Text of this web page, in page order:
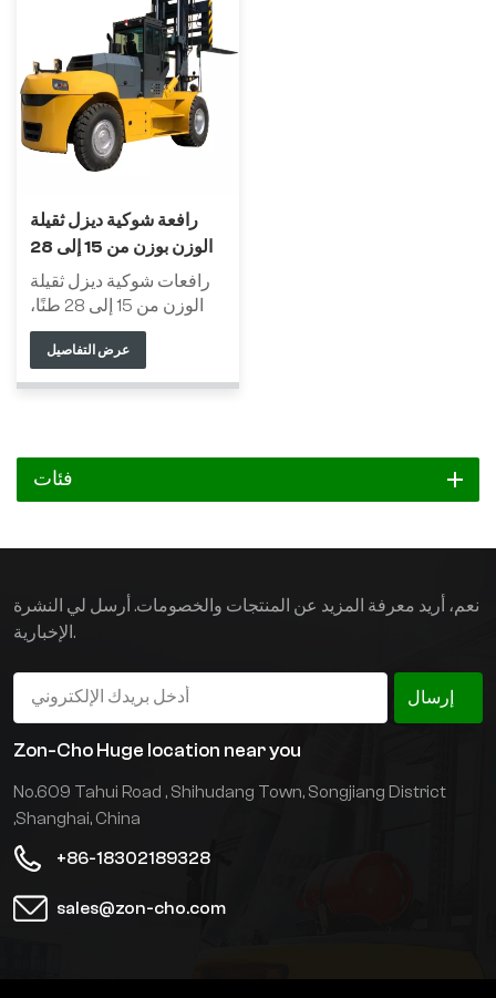
رافعة شوكية ديزل ثقيلة
الوزن بوزن من 15 إلى 28
طنًا
رافعات شوكية ديزل ثقيلة
الوزن من 15 إلى 28 طنًا،
جميع أجزائها الرئيسية من
شركات صينية مرموقة، هي
من أكثر منتجاتنا مبيعًا. تتميز
تتميز هذه الرافعات بنطاق
استخدام واسع، وهي مناسبة
الموانئ والسكك الحديدية
عرض التفاصيل
فئات
نعم، أريد معرفة المزيد عن المنتجات والخصومات. أرسل لي النشرة
الإخبارية.
إرسال
Zon-Cho Huge location near you
No.609 Tahui Road , Shihudang Town, Songjiang District
,Shanghai, China
+86-18302189328
sales@zon-cho.com